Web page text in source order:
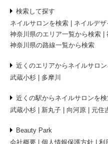
検索して探す
ネイルサロンを検索
ネイルデ
神奈川県のエリア一覧から検索
神奈川県の路線一覧から検索
近くのエリアからネイルサロ
武蔵小杉
多摩川
近くの駅からネイルサロンを
武蔵小杉
新丸子 向河原 元住
Beauty Park
会社概要
個人情報保護方針 利